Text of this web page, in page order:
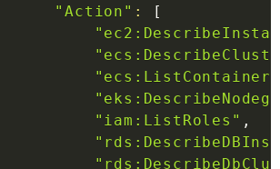
"Action" :
[
"iam:ListRoles" ,